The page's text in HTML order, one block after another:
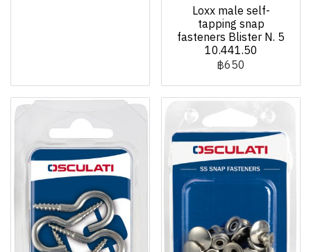
Loxx male self-
tapping snap
fasteners Blister N. 5
10.441.50
฿650